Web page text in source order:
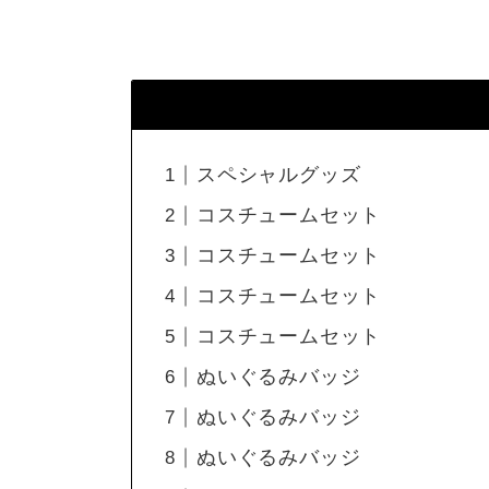
スペシャルグッズ
コスチュームセット
コスチュームセット
コスチュームセット
コスチュームセット
ぬいぐるみバッジ
ぬいぐるみバッジ
ぬいぐるみバッジ